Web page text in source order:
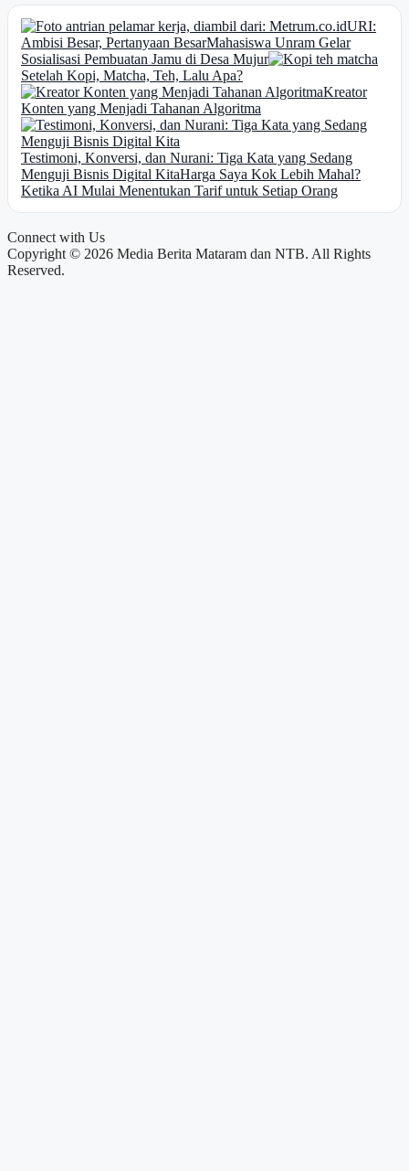
URI:
Ambisi Besar, Pertanyaan BesarMahasiswa Unram Gelar
Sosialisasi Pembuatan Jamu di Desa Mujur
Setelah Kopi, Matcha, Teh, Lalu Apa?
Kreator
Konten yang Menjadi Tahanan Algoritma
Testimoni, Konversi, dan Nurani: Tiga Kata yang Sedang
Menguji Bisnis Digital KitaHarga Saya Kok Lebih Mahal?
Ketika AI Mulai Menentukan Tarif untuk Setiap Orang
Connect with Us
Copyright © 2026 Media Berita Mataram dan NTB. All Rights
Reserved.